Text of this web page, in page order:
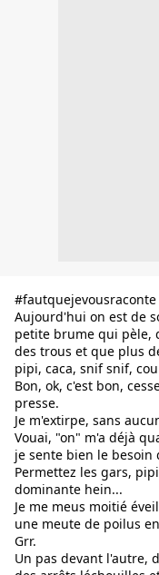
#fautquejevousraconte
Aujourd'hui on est de
petite brume qui pèle,
des trous et que plus
pipi, caca, snif snif,
Bon, ok, c'est bon,
presse.
Je m'extirpe, sans
Vouai, "on" m'a déjà
je sente bien le besoin
Permettez les gars,
dominante hein...
Je me meus moitié
une meute de poilus
Grr.
Un pas devant l'autre,